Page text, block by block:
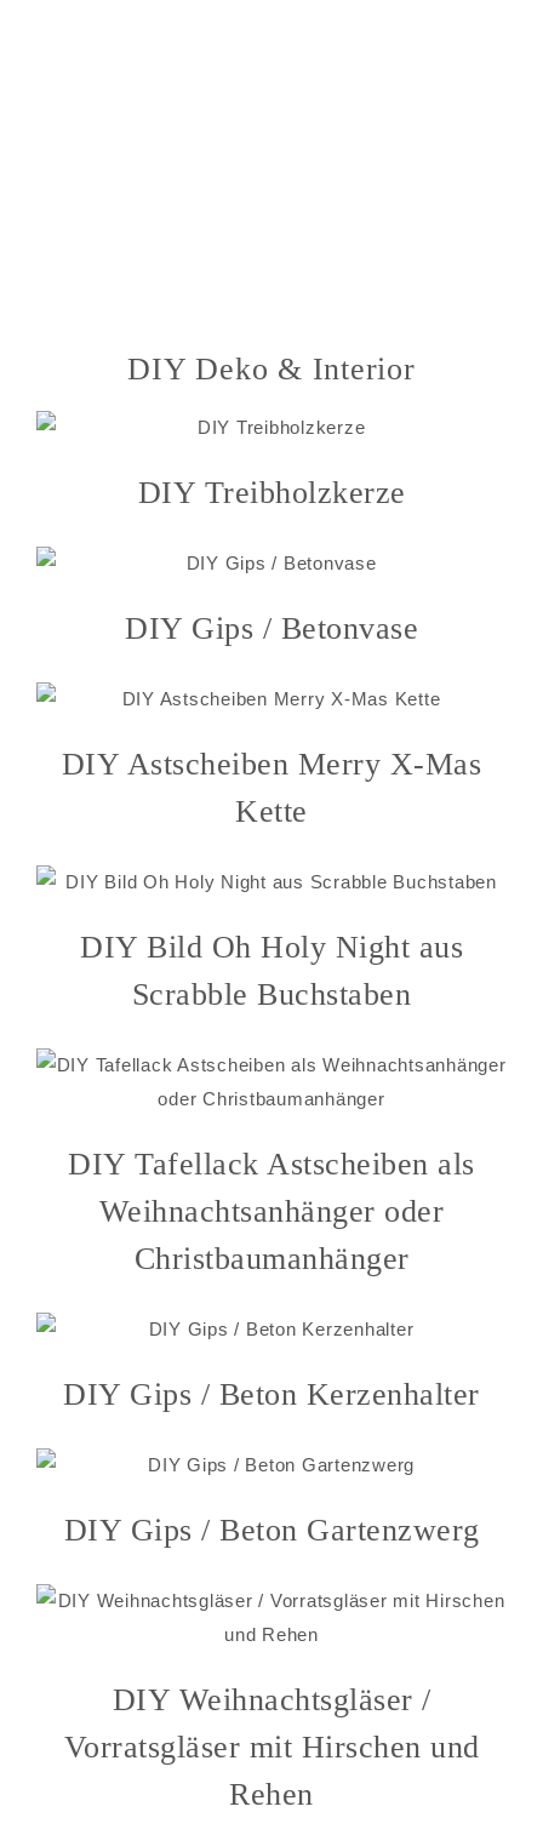
DIY Deko & Interior
DIY Treibholzkerze
DIY Gips / Betonvase
DIY Astscheiben Merry X-Mas
Kette
DIY Bild Oh Holy Night aus
Scrabble Buchstaben
DIY Tafellack Astscheiben als
Weihnachtsanhänger oder
Christbaumanhänger
DIY Gips / Beton Kerzenhalter
DIY Gips / Beton Gartenzwerg
DIY Weihnachtsgläser /
Vorratsgläser mit Hirschen und
Rehen